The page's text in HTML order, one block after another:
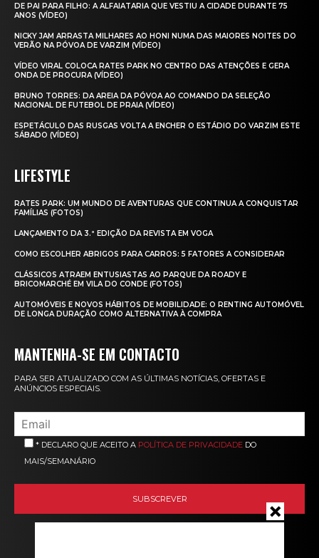
DE PAI PARA FILHO: A ALFAIATARIA QUE VESTIU A CIDADE DURANTE 75
ANOS (VÍDEO)
NICKY JAM ARRASTA MILHARES AO HONI NUMA DAS MAIORES NOITES DO
VERÃO NA PÓVOA DE VARZIM (VÍDEO)
VÍDEO VIRAL COLOCA RATES PARK NO CENTRO DAS ATENÇÕES E GERA
ONDA DE PROCURA (VÍDEO)
BRUNO TORRES: DA AREIA DA PÓVOA AO COMANDO DA SELEÇÃO
NACIONAL DE FUTEBOL DE PRAIA (VÍDEO)
ESPETÁCULO DAS RUSGAS VOLTA A ENCHER O ESTÁDIO DO VARZIM ESTE
SÁBADO (VÍDEO)
LIFESTYLE
RATES PARK: UM MUNDO DE AVENTURAS QUE CONTINUA A CONQUISTAR
FAMÍLIAS (FOTOS)
LANÇAMENTO DA 3.ª EDIÇÃO DA REVISTA EM VOGA
COMO ESCOLHER ABRIGOS PARA CARROS: 5 FATORES A CONSIDERAR
CLÁSSICOS ATRAEM ENTUSIASTAS AO PARQUE DA ROADY E
BRICOMARCHÉ EM VILA DO CONDE (FOTOS)
AUTOMÓVEIS E NOVOS HÁBITOS DE MOBILIDADE: O RENTING AUTOMÓVEL
DE LONGA DURAÇÃO COMO ALTERNATIVA À COMPRA
MANTENHA-SE EM CONTACTO
PARA SER ATUALIZADO COM AS ÚLTIMAS NOTÍCIAS, OFERTAS E
ANÚNCIOS ESPECIAIS.
* DECLARO QUE ACEITO A POLÍTICA DE PRIVACIDADE DO
MAIS/SEMANÁRIO